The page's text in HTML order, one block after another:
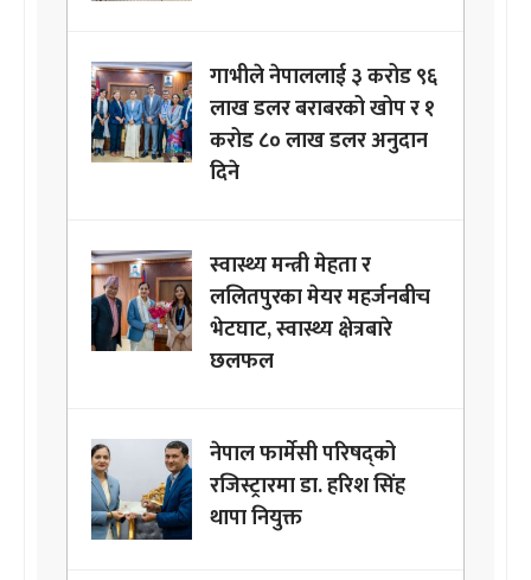
गाभीले नेपाललाई ३ करोड ९६
लाख डलर बराबरको खोप र १
करोड ८० लाख डलर अनुदान
दिने
स्वास्थ्य मन्त्री मेहता र
ललितपुरका मेयर महर्जनबीच
भेटघाट, स्वास्थ्य क्षेत्रबारे
छलफल
नेपाल फार्मेसी परिषद्को
रजिस्ट्रारमा डा. हरिश सिंह
थापा नियुक्त